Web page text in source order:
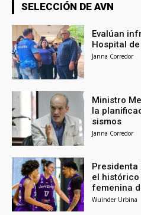
SELECCIÓN DE AVN
Evalúan
Hospital
Janna Corredor
Ministro
la
sismos
Janna Corredor
Presidenta
el
femenina
Wuinder Urbina